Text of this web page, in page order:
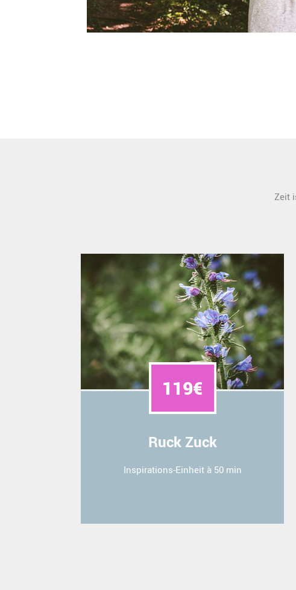
Zeit
119€
Ruck Zuck
Inspirations-Einheit à 50 min